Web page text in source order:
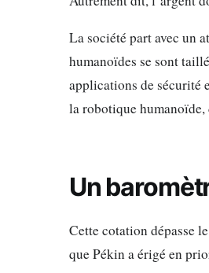
La société part avec un
humanoïdes se sont
applications de sécurité
la robotique
Un
Cette cotation dépasse
que Pékin a érigé en